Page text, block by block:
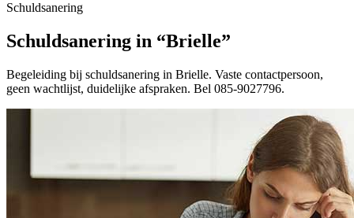
Schuldsanering
Schuldsanering in “Brielle”
Begeleiding bij schuldsanering in Brielle. Vaste contactpersoon,
geen wachtlijst, duidelijke afspraken. Bel 085-9027796.